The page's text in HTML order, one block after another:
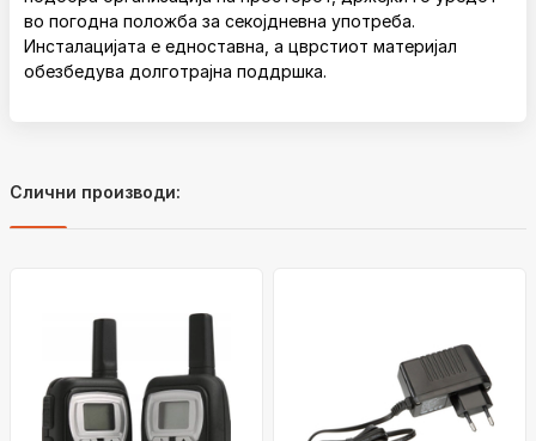
во погодна положба за секојдневна употреба.
Инсталацијата е едноставна, а цврстиот материјал
обезбедува долготрајна поддршка.
Слични производи: